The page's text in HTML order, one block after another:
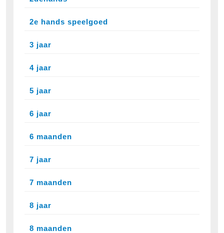
2e hands speelgoed
3 jaar
4 jaar
5 jaar
6 jaar
6 maanden
7 jaar
7 maanden
8 jaar
8 maanden